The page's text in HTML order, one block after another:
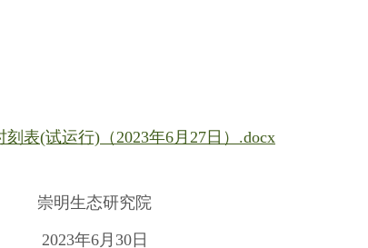
表(试运行)（2023年6月27日）.docx
崇明生态研究院
2023年6月30日